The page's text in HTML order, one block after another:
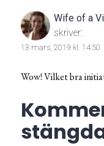
Wife of a
skriver:
13 mars, 2019 kl. 14:50
Wow! Vilket bra